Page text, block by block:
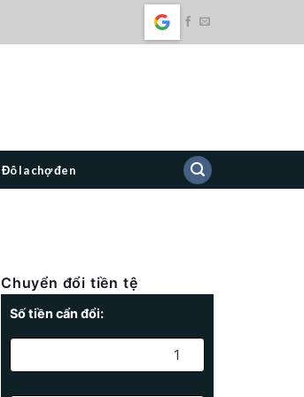
Đô la chợ đen
Chuyển đổi tiền tệ
Số tiền cẩn đổi: